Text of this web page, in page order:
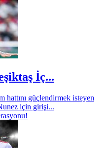
İç...
hattını güçlendirmek isteyen
için girişi...